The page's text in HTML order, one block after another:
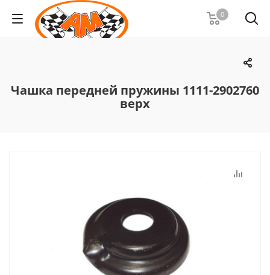
0
Чашка передней пружины 1111-2902760
верх